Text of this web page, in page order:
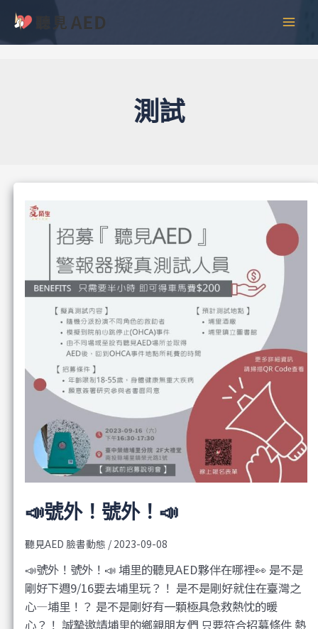
主
測試
📣號外！號外！📣
聽見AED 臉書動態 / 2023-09-08
📣號外！號外！📣 埔里的聽見AED夥伴在哪裡👀 是不是
剛好下週9/16要去埔里玩？！ 是不是剛好就住在臺灣之
心—埔里！？ 是不是剛好有一顆極具急救熱忱的暖
心？！ 誠摯邀請埔里的鄉親朋友們 只要符合招募條件 熱
彙
整